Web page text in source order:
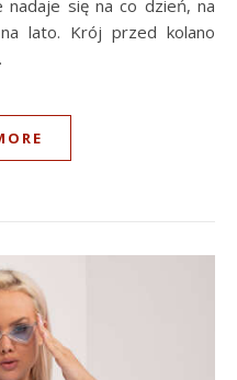
nadaje się na co dzień, na
lato. Krój przed kolano